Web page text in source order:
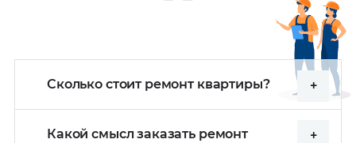
Сколько стоит ремонт квартиры?
Какой смысл заказать ремонт